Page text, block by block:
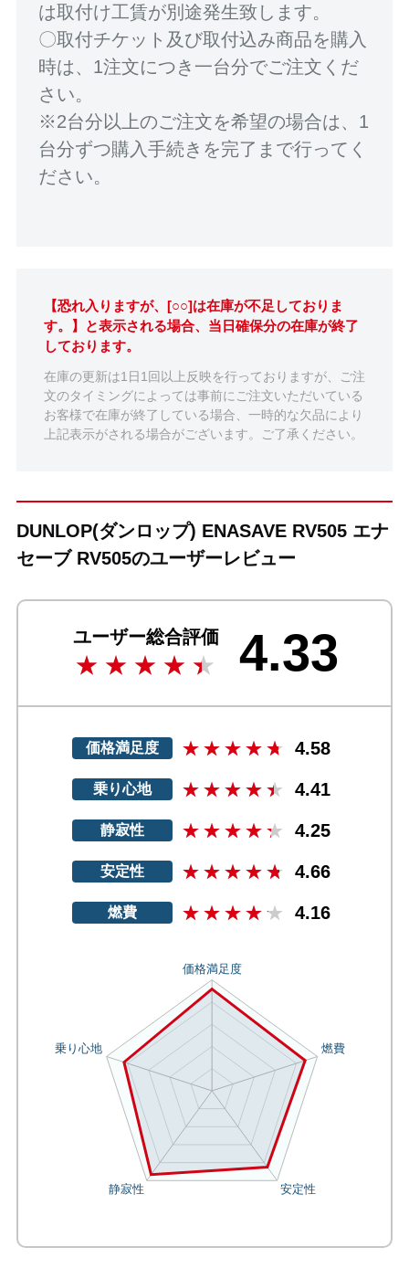
は取付け工賃が別途発生致します。
〇取付チケット及び取付込み商品を購入
時は、1注文につき一台分でご注文くだ
さい。
※2台分以上のご注文を希望の場合は、1
台分ずつ購入手続きを完了まで行ってく
ださい。
【恐れ入りますが、[○○]は在庫が不足しておりま
す。】と表示される場合、当日確保分の在庫が終了
しております。
在庫の更新は1日1回以上反映を行っておりますが、ご注
文のタイミングによっては事前にご注文いただいている
お客様で在庫が終了している場合、一時的な欠品により
上記表示がされる場合がございます。ご了承ください。
DUNLOP(ダンロップ) ENASAVE RV505 エナ
セーブ RV505のユーザーレビュー
ユーザー総合評価 4.33
価格満足度 4.58
乗り心地 4.41
静寂性 4.25
安定性 4.66
燃費 4.16